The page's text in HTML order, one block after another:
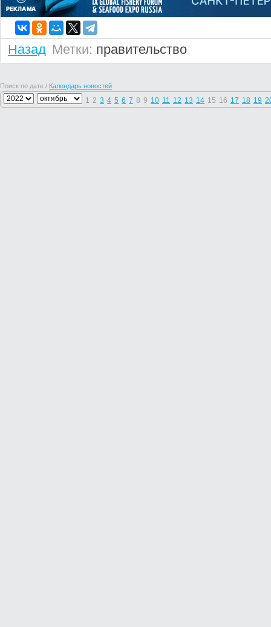
Назад Метки: правительство
Поиск по дате / Календарь новостей
1 2 3 4 5 6 7 8 9 10 11 12 13 14 15 16 17 18 19